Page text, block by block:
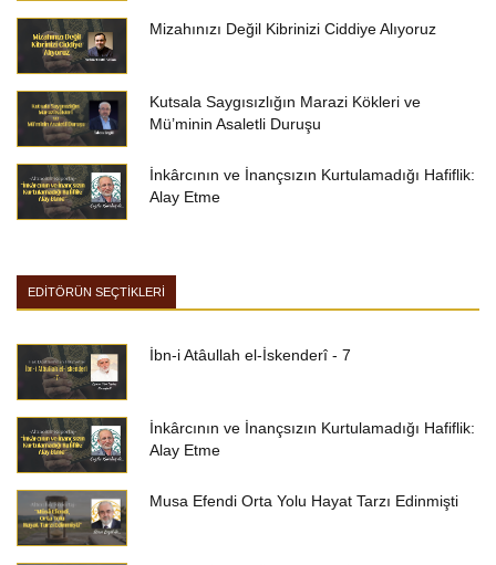
Mizahınızı Değil Kibrinizi Ciddiye Alıyoruz
Kutsala Saygısızlığın Marazi Kökleri ve
Mü’minin Asaletli Duruşu
İnkârcının ve İnançsızın Kurtulamadığı Hafiflik:
Alay Etme
EDİTÖRÜN SEÇTİKLERİ
İbn-i Atâullah el-İskenderî - 7
İnkârcının ve İnançsızın Kurtulamadığı Hafiflik:
Alay Etme
Musa Efendi Orta Yolu Hayat Tarzı Edinmişti